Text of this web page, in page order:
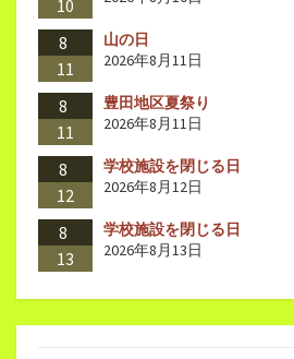
10
8
11
山の日
2026年8月11日
8
11
豊田地区夏祭り
2026年8月11日
8
12
学校施設を閉じる日
2026年8月12日
8
13
学校施設を閉じる日
2026年8月13日